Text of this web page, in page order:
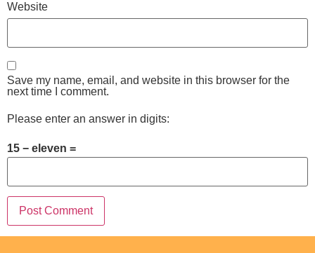
Website
Save my name, email, and website in this browser for the
next time I comment.
Please enter an answer in digits:
15 − eleven =